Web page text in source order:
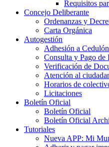
Requisitos
Concejo Deliberante
Ordenanzas y
Carta Orgánica
Autogestión
Adhesión a
Consulta y Pago de
Verificación de
Atención al
Horarios de
Licitaciones
Boletín Oficial
Boletín Oficial
Boletín Oficial
Tutoriales
Nueva APP: Mi